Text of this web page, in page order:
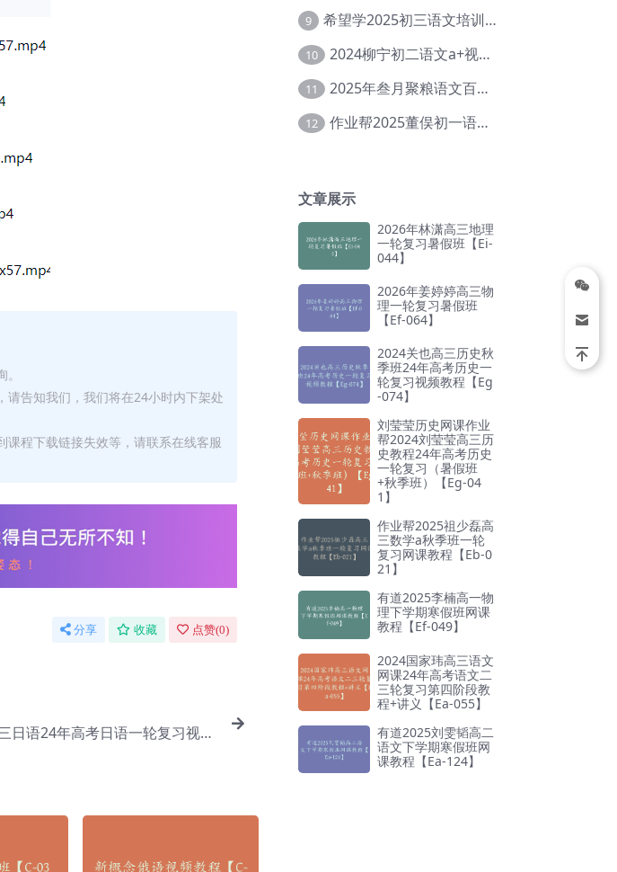
请告知我们，我们将在24小时内下架处
程下载链接失效等，请联系在线客服
分享 收藏 点赞(0)
日语24年高考日语一轮复习视频
9 希望学2025初三语文培训班秋上A+班（秋上·全国版·A+）【Da-031】
10 2024柳宁初二语文a+视频教程+课堂笔记+讲义（暑假班+秋季班）【Da-003】
11 2025年叁月聚粮语文百日冲刺｜荡平玄学诅咒【Ea-001】
12 作业帮2025董俣初一语文培训班秋上A+班【Da-038】
文章展示
2026年林潇高三地理
一轮复习暑假班【Ei-
044】
2026年姜婷婷高三物
理一轮复习暑假班
【Ef-064】
2024关也高三历史秋
季班24年高考历史一
轮复习视频教程【Eg
-074】
刘莹莹历史网课作业
帮2024刘莹莹高三历
史教程24年高考历史
一轮复习（暑假班
+秋季班）【Eg-04
1】
作业帮2025祖少磊高
三数学a秋季班一轮
复习网课教程【Eb-0
21】
有道2025李楠高一物
理下学期寒假班网课
教程【Ef-049】
2024国家玮高三语文
网课24年高考语文二
三轮复习第四阶段教
程+讲义【Ea-055】
有道2025刘雯韬高二
语文下学期寒假班网
课教程【Ea-124】